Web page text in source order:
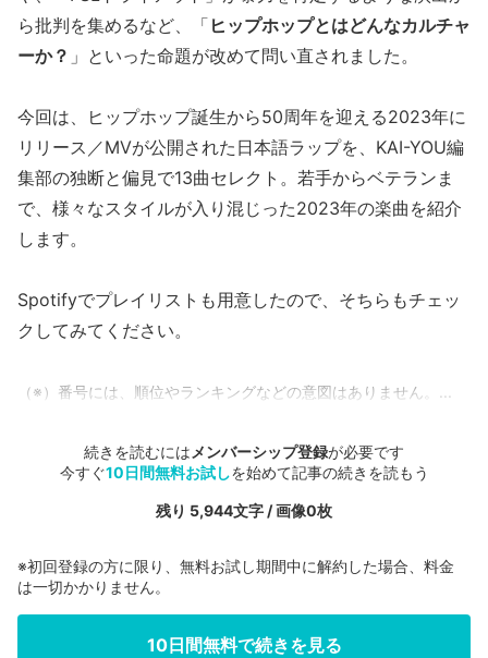
ら批判を集めるなど、「 ヒップホップとはどんなカルチャ
ーか？ 」といった命題が改めて問い直されました。
今回は、ヒップホップ誕生から50周年を迎える2023年に
リリース／MVが公開された日本語ラップを、KAI-YOU編
集部の独断と偏見で13曲セレクト。若手からベテランま
で、様々なスタイルが入り混じった2023年の楽曲を紹介
します。
Spotifyでプレイリストも用意したので、そちらもチェッ
クしてみてください。
（※）番号には、順位やランキングなどの意図はありません。...
続きを読むには メンバーシップ登録が必要です
今すぐ10日間無料お試しを始めて記事の続きを読もう
残り 5,944文字 / 画像0枚
※初回登録の方に限り、無料お試し期間中に解約した場合、料金
は一切かかりません。
10日間無料で続きを見る